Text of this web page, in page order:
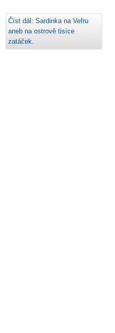
Číst dál: Sardinka na Vefru
aneb na ostrově tisíce
zatáček.